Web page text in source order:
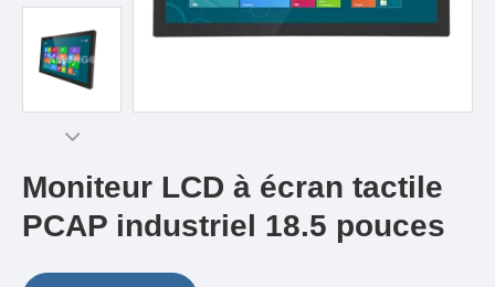
Moniteur LCD à écran tactile
PCAP industriel 18.5 pouces